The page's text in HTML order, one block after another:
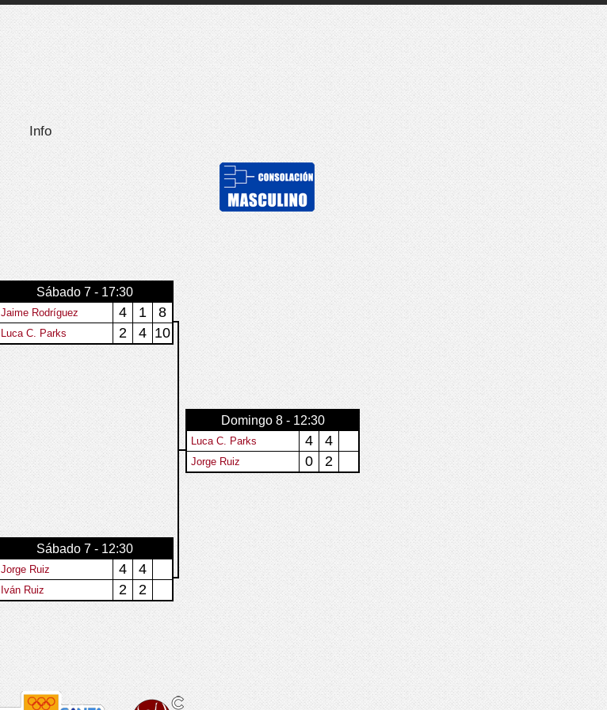
Info
Sábado 7 - 17:30
Jaime Rodríguez 4 1 8
Luca C. Parks 2 4 10
Domingo 8 - 12:30
Luca C. Parks 4 4
Jorge Ruiz 0 2
Sábado 7 - 12:30
Jorge Ruiz 4 4
Iván Ruiz 2 2